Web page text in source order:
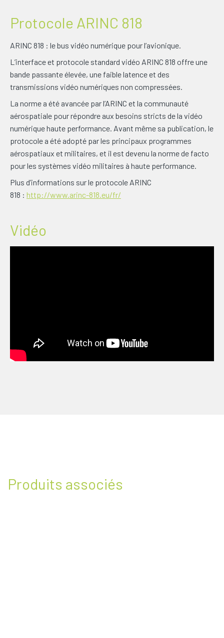
Protocole ARINC 818
ARINC 818 : le bus vidéo numérique pour l’avionique.
L’interface et protocole standard vidéo ARINC 818 offre une
bande passante élevée, une faible latence et des
transmissions vidéo numériques non compressées.
La norme a été avancée par l’ARINC et la communauté
aérospatiale pour répondre aux besoins stricts de la vidéo
numérique haute performance. Avant même sa publication, le
protocole a été adopté par les principaux programmes
aérospatiaux et militaires, et il est devenu la norme de facto
pour les systèmes vidéo militaires à haute performance.
Plus d’informations sur le protocole ARINC
818 : http://www.arinc-818.eu/fr/
Vidéo
Produits associés